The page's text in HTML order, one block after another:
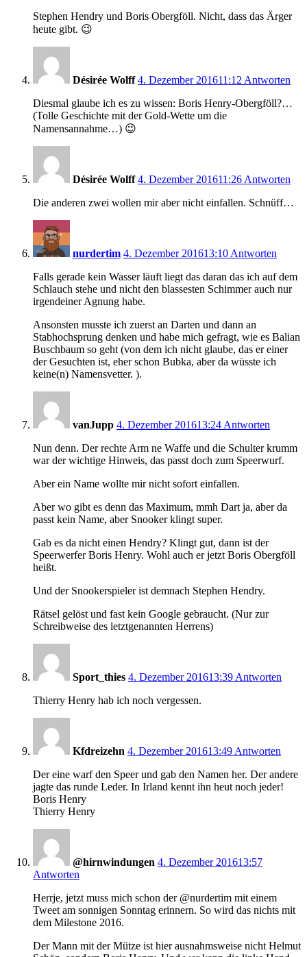
Stephen Hendry und Boris Obergföll. Nicht, dass das Ärger
heute gibt. 😉
Désirée Wolff 4. Dezember 201611:12Antworten
Diesmal glaube ich es zu wissen: Boris Henry-Obergföll?…
(Tolle Geschichte mit der Gold-Wette um die
Namensannahme…) 😉
Désirée Wolff 4. Dezember 201611:26Antworten
Die anderen zwei wollen mir aber nicht einfallen. Schnüff…
nurdertim 4. Dezember 201613:10Antworten
Falls gerade kein Wasser läuft liegt das daran das ich auf dem
Schlauch stehe und nicht den blassesten Schimmer auch nur
irgendeiner Agnung habe.
Ansonsten musste ich zuerst an Darten und dann an
Stabhochsprung denken und habe mich gefragt, wie es Balian
Buschbaum so geht (von dem ich nicht glaube, das er einer
der Gesuchten ist, eher schon Bubka, aber da wüsste ich
keine(n) Namensvetter. ).
vanJupp 4. Dezember 201613:24Antworten
Nun denn. Der rechte Arm ne Waffe und die Schulter krumm
war der wichtige Hinweis, das passt doch zum Speerwurf.
Aber ein Name wollte mir nicht sofort einfallen.
Aber wo gibt es denn das Maximum, mmh Dart ja, aber da
passt kein Name, aber Snooker klingt super.
Gab es da nicht einen Hendry? Klingt gut, dann ist der
Speerwerfer Boris Henry. Wohl auch er jetzt Boris Obergföll
heißt.
Und der Snookerspieler ist demnach Stephen Hendry.
Rätsel gelöst und fast kein Google gebraucht. (Nur zur
Schreibweise des letztgenannten Herrens)
Sport_thies 4. Dezember 201613:39Antworten
Thierry Henry hab ich noch vergessen.
Kfdreizehn 4. Dezember 201613:49Antworten
Der eine warf den Speer und gab den Namen her. Der andere
jagte das runde Leder. In Irland kennt ihn heut noch jeder!
Boris Henry
Thierry Henry
@hirnwindungen 4. Dezember 201613:57
Antworten
Herrje, jetzt muss mich schon der @nurdertim mit einem
Tweet am sonnigen Sonntag erinnern. So wird das nichts mit
dem Milestone 2016.
Der Mann mit der Mütze ist hier ausnahmsweise nicht Helmut